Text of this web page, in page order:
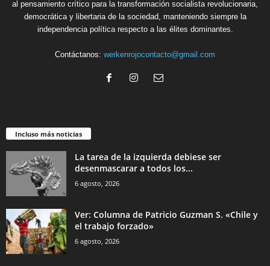
al pensamiento crítico para la transformación socialista revolucionaria,
democrática y libertaria de la sociedad, manteniendo siempre la
independencia política respecto a las élites dominantes.
Contáctanos: werkenrojocontacto@gmail.com
Incluso más noticias
La tarea de la izquierda debiese ser
desenmascarar a todos los...
6 agosto, 2026
Ver: Columna de Patricio Guzman S. «Chile y
el trabajo forzado»
6 agosto, 2026